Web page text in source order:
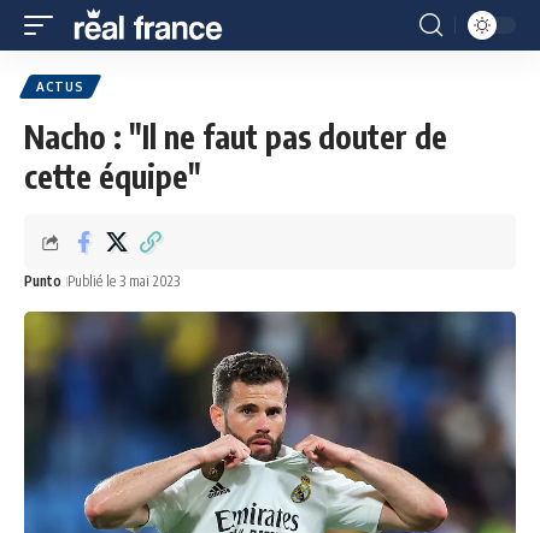
ACTUS
Nacho : "Il ne faut pas douter de
cette équipe"
Punto Publié le 3 mai 2023